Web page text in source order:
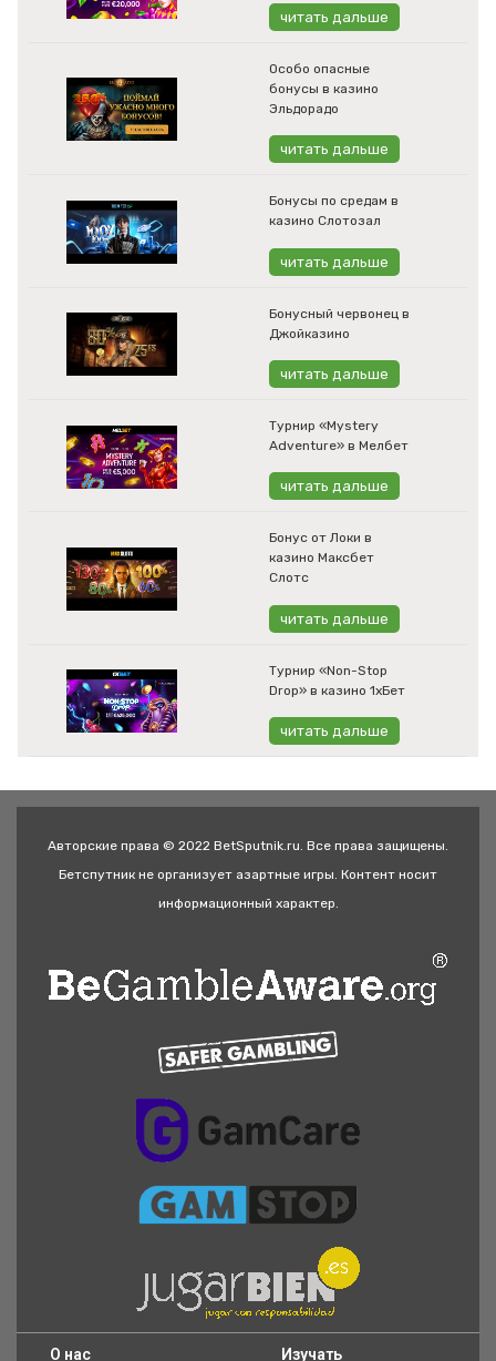
читать дальше
Особо опасные
бонусы в казино
Эльдорадо
читать дальше
Бонусы по средам в
казино Слотозал
читать дальше
Бонусный червонец в
Джойказино
читать дальше
Турнир «Mystery
Adventure» в Мелбет
читать дальше
Бонус от Локи в
казино Максбет
Слотс
читать дальше
Турнир «Non-Stop
Drop» в казино 1хБет
читать дальше
Авторские права © 2022 BetSputnik.ru. Все права защищены.
Бетспутник не организует азартные игры. Контент носит
информационный характер.
O нас Изучать